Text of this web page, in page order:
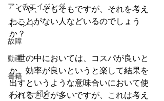
アンチエイジング
イベント
故障
動画
書籍
メンバー紹介
いや、そもそもですが、それを考え
たことがない人などいるのでしょう
か？
世の中においては、コスパが良いと
か、効率が良いというと楽して結果を
出すというような意味合いにおいて使
われることが多いですが、これは考え